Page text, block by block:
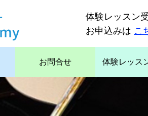
体験レッスン
お申込みは こ
お問合せ 体験レッス